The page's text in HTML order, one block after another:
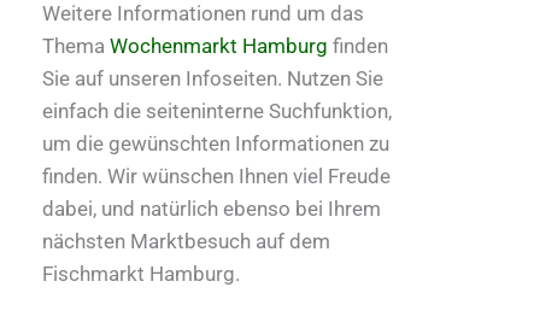
Weitere Informationen rund um das
Thema Wochenmarkt Hamburg finden
Sie auf unseren Infoseiten. Nutzen Sie
einfach die seiteninterne Suchfunktion,
um die gewünschten Informationen zu
finden. Wir wünschen Ihnen viel Freude
dabei, und natürlich ebenso bei Ihrem
nächsten Marktbesuch auf dem
Fischmarkt Hamburg.